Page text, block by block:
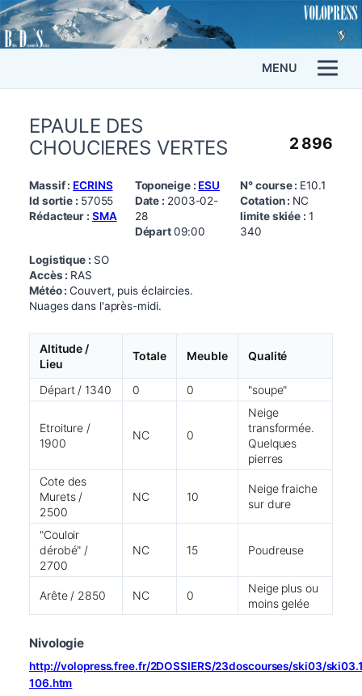
MENU
EPAULE DES
CHOUCIERES VERTES
2 896
Massif : ECRINS
Id sortie : 57055
Rédacteur : SMA
Toponeige : ESU
Date : 2003-02-
28
Départ09:00
N° course : E10.1
Cotation : NC
limite skiée : 1
340
Logistique : SO
Accès : RAS
Météo :Couvert, puis éclaircies.
Nuages dans l'après-midi.
Altitude /
Lieu
Totale Meuble Qualité
Départ / 1340 0 0 "soupe"
Etroiture /
1900
NC 0
Neige
transformée.
Quelques
pierres
Cote des
Murets /
2500
NC 10
Neige fraiche
sur dure
"Couloir
dérobé" /
2700
NC 15 Poudreuse
Arête / 2850 NC 0
Neige plus ou
moins gelée
Nivologie
http://volopress.free.fr/2DOSSIERS/23doscourses/ski03/
106.htm